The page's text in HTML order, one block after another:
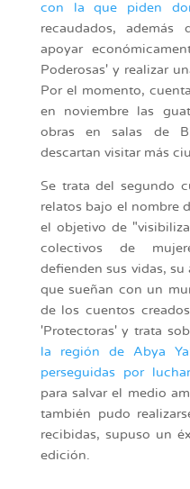
con la que piden
recaudados,
apoyar
Poderosas' y realizar
Por el momento,
en noviembre las
obras en salas de
descartan visitar más
Se trata del segundo
relatos bajo el nombre
el objetivo de
colectivos de
defienden sus vidas,
que sueñan con un
de los cuentos
'Protectoras' y trata
la región de Abya
perseguidas por
para salvar el medio
también pudo
recibidas, supuso un
edición.